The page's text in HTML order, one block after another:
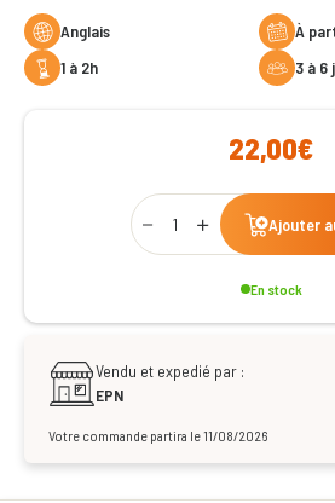
déjanté !
Anglais
à
1 à 2h
3 à
22,00€
Qty
Ajouter
En stock
Vendu et expedié par :
EPN
Votre commande partira le 11/08/2026